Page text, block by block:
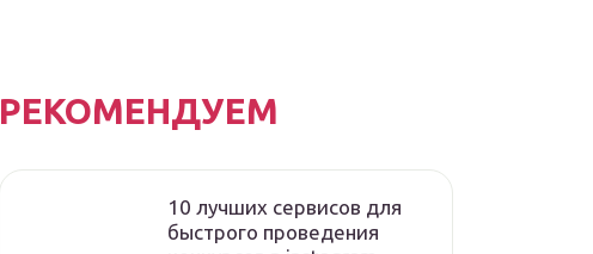
РЕКОМЕНДУЕМ
10 лучших сервисов для
быстрого проведения